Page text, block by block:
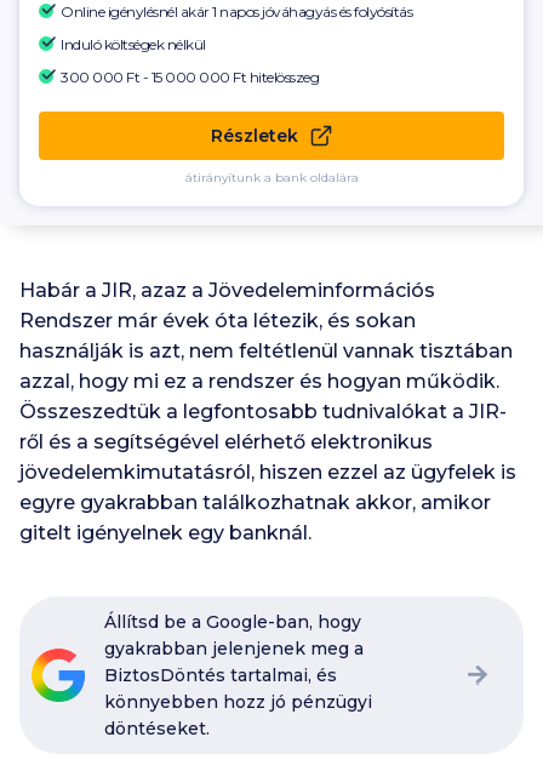
Online igénylésnél akár 1 napos jóváhagyás és folyósítás
Induló költségek nélkül
300 000 Ft - 15 000 000 Ft hitelösszeg
Részletek
átirányítunk a bank oldalára
Habár a JIR, azaz a Jövedeleminformációs
Rendszer már évek óta létezik, és sokan
használják is azt, nem feltétlenül vannak tisztában
azzal, hogy mi ez a rendszer és hogyan működik.
Összeszedtük a legfontosabb tudnivalókat a JIR-
ről és a segítségével elérhető elektronikus
jövedelemkimutatásról, hiszen ezzel az ügyfelek is
egyre gyakrabban találkozhatnak akkor, amikor
gitelt igényelnek egy banknál.
Állítsd be a Google-ban, hogy
gyakrabban jelenjenek meg a
BiztosDöntés tartalmai, és
könnyebben hozz jó pénzügyi
döntéseket.